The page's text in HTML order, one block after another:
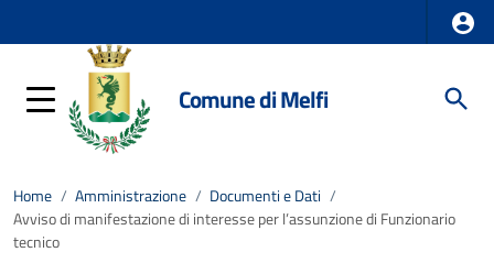
Comune di Melfi
Home / Amministrazione / Documenti e Dati /
Avviso di manifestazione di interesse per l’assunzione di Funzionario
tecnico